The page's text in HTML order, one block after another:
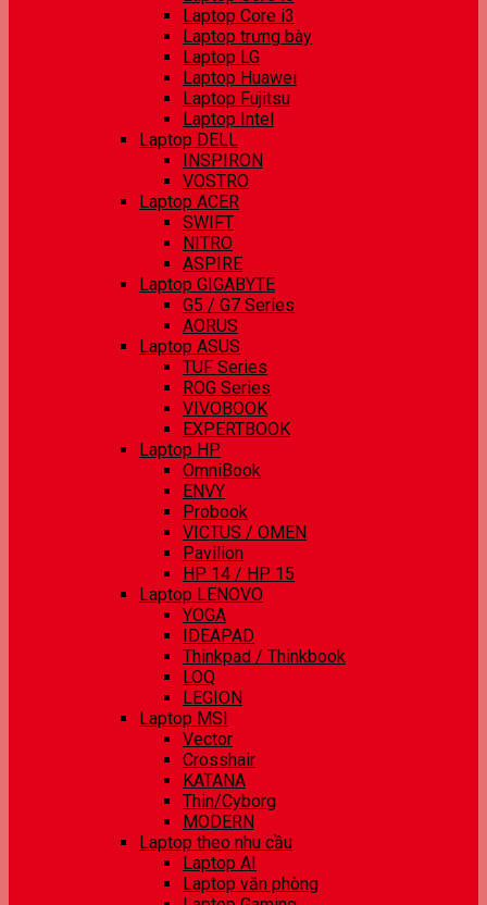
Laptop Core i3
Laptop trưng bày
Laptop LG
Laptop Huawei
Laptop Fujitsu
Laptop Intel
Laptop DELL
INSPIRON
VOSTRO
Laptop ACER
SWIFT
NITRO
ASPIRE
Laptop GIGABYTE
G5 / G7 Series
AORUS
Laptop ASUS
TUF Series
ROG Series
VIVOBOOK
EXPERTBOOK
Laptop HP
OmniBook
ENVY
Probook
VICTUS / OMEN
Pavilion
HP 14 / HP 15
Laptop LENOVO
YOGA
IDEAPAD
Thinkpad / Thinkbook
LOQ
LEGION
Laptop MSI
Vector
Crosshair
KATANA
Thin/Cyborg
MODERN
Laptop theo nhu cầu
Laptop AI
Laptop văn phòng